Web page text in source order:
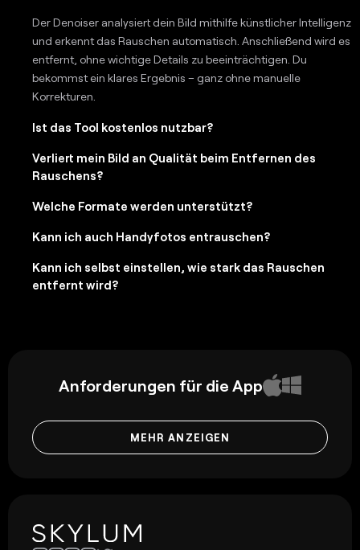
Der Denoiser analysiert dein Bild mithilfe künstlicher Intelligenz
und erkennt das Rauschen automatisch. Anschließend wird es
entfernt, ohne wichtige Details zu beeinträchtigen. Du
bekommst ein klares Ergebnis – ganz ohne manuelle
Korrekturen.
Ist das Tool kostenlos nutzbar?
Verliert mein Bild an Qualität beim Entfernen des
Rauschens?
Welche Formate werden unterstützt?
Kann ich auch Handyfotos entrauschen?
Kann ich selbst einstellen, wie stark das Rauschen
entfernt wird?
Anforderungen für die App
MEHR ANZEIGEN